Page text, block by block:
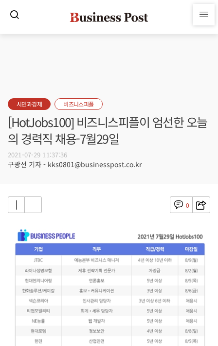
시민과경제 비즈니스피플
[HotJobs100] 비즈니스피플이 엄선한 오늘
의 경력직 채용-7월29일
2021-07-29 11:37:36
구광선 기자 - kks0801@businesspost.co.kr
0